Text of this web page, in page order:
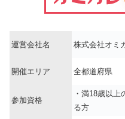
運営会社名 株式会社オミ
開催エリア 全都道府県
参加資格
・満18歳以
る方